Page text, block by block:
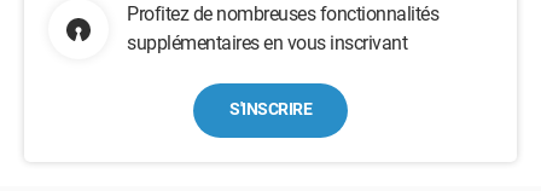
Profitez de nombreuses fonctionnalités
supplémentaires en vous inscrivant
S'INSCRIRE